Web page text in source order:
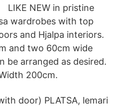
LIKE NEW in pristine
wardrobes with top
and Hjalpa interiors.
and two 60cm wide
be arranged as desired.
200cm.
door) PLATSA, lemari